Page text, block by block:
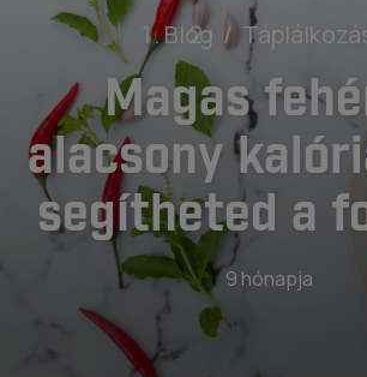
Blog
Magas
alacsony
segítheted a
9 hónapja